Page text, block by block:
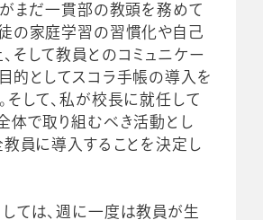
まだ一貫部の教頭を務めて
の家庭学習の習慣化や自己
そして教員とのコミュニケー
的としてスコラ手帳の導入を
そして、私が校長に就任して
体で取り組むべき活動とし
教員に導入することを決定し
ては、週に一度は教員が生